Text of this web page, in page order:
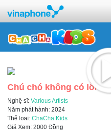
Chú chó không có lỗi
Nghệ sĩ: Various Artists
Năm phát hành: 2024
Thể loại: ChaCha Kids
Giá Xem: 2000 Đồng